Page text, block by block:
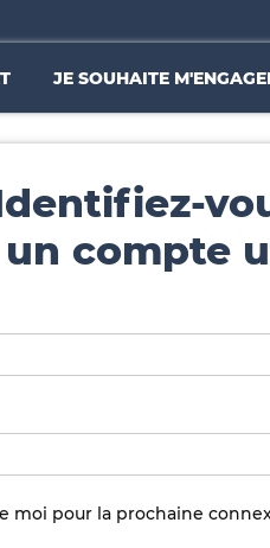
JE SOUHAITE
compte
moi pour la prochaine